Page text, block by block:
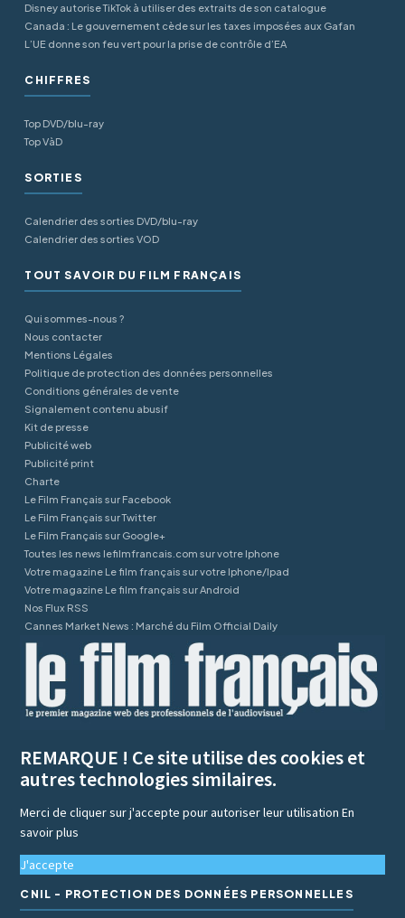
Disney autorise TikTok à utiliser des extraits de son catalogue
Canada : Le gouvernement cède sur les taxes imposées aux Gafan
L’UE donne son feu vert pour la prise de contrôle d’EA
CHIFFRES
Top DVD/blu-ray
Top VàD
SORTIES
Calendrier des sorties DVD/blu-ray
Calendrier des sorties VOD
TOUT SAVOIR DU FILM FRANÇAIS
Qui sommes-nous ?
Nous contacter
Mentions Légales
Politique de protection des données personnelles
Conditions générales de vente
Signalement contenu abusif
Kit de presse
Publicité web
Publicité print
Charte
Le Film Français sur Facebook
Le Film Français sur Twitter
Le Film Français sur Google+
Toutes les news lefilmfrancais.com sur votre Iphone
Votre magazine Le film français sur votre Iphone/Ipad
Votre magazine Le film français sur Android
Nos Flux RSS
Cannes Market News : Marché du Film Official Daily
REMARQUE ! Ce site utilise des cookies et
autres technologies similaires.
Merci de cliquer sur j'accepte pour autoriser leur utilisationEn
savoir plus
J'accepte
CNIL - PROTECTION DES DONNÉES PERSONNELLES